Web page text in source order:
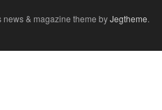
news & magazine theme byJegtheme.